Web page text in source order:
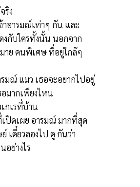
ริง
อารมณ์เท่าๆ กัน และ
งกับใครทั้งนั้น นอกจาก
ย คนพิเศษ ที่อยู่ใกล้ๆ
มณ์ แมว เธอจะอยากไปอยู่
มากเพียงไหน
กเรที่บ้าน
ปิดเผย อารมณ์ มากที่สุด
เดี๋ยวลองไป ดู กันว่า
อย่างไร